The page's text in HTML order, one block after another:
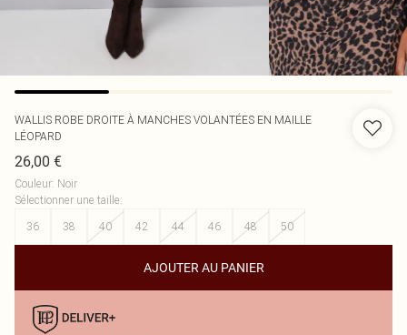
WALLIS ROBE DROITE À MANCHES VOLANTÉES EN MAILLE
LÉOPARD
26,00 €
Couleur: Noir
Sélectionner une taille:
36
38 40 42 44 46 48 50
AJOUTER AU PANIER